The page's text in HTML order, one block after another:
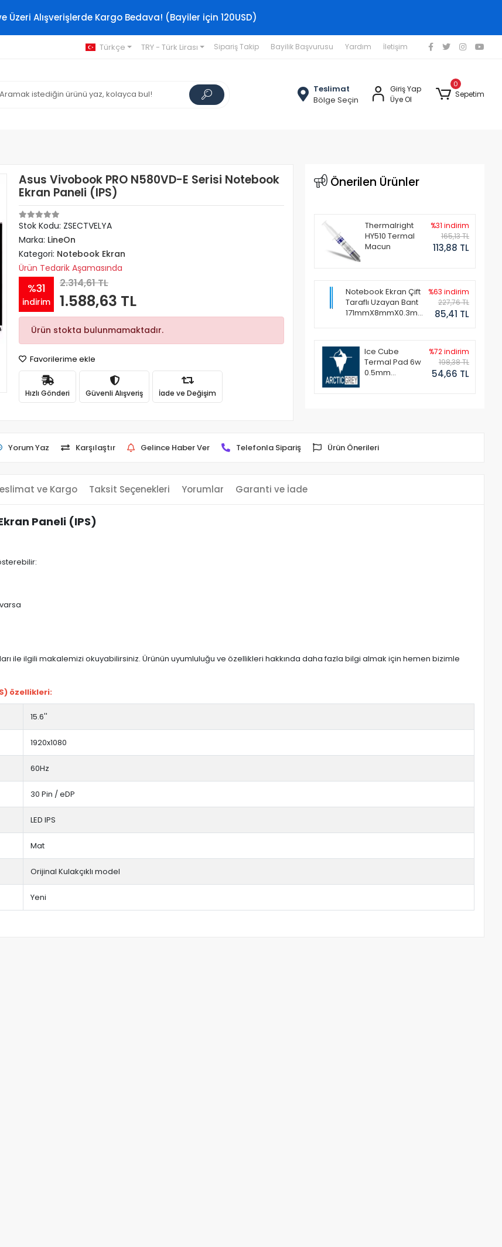
Üzeri Alışverişlerde Kargo Bedava! (Bayiler için 120USD)
Türkçe TRY - Türk Lirası Sipariş Takip Bayilik Başvurusu Yardım İletişim
Teslimat
Bölge Seçin
Giriş Yap
Üye Ol
0
Sepetim
Asus Vivobook PRO N580VD-E Serisi Notebook
Ekran Paneli (IPS)
Stok Kodu: ZSECTVELYA
Marka: LineOn
Kategori: Notebook Ekran
Ürün Tedarik Aşamasında
%31
indirim
2.314,61 TL
1.588,63 TL
Ürün stokta bulunmamaktadır.
Favorilerime ekle
Hızlı Gönderi Güvenli Alışveriş İade ve Değişim
Önerilen Ürünler
Thermalright
HY510 Termal
Macun
%31 indirim
165,13 TL
113,88 TL
Notebook Ekran Çift
Taraflı Uzayan Bant
171mmX8mmX0.3mm
%63 indirim
227,76 TL
85,41 TL
Ice Cube
Termal Pad 6w
0.5mm
%72 indirim
198,38 TL
54,66 TL
Yorum Yaz Karşılaştır Gelince Haber Ver Telefonla Sipariş Ürün Önerileri
ve Kargo Taksit Seçenekleri Yorumlar Garanti ve İade
Paneli (IPS)
ile ilgili makalemizi okuyabilirsiniz. Ürünün uyumluluğu ve özellikleri hakkında daha fazla bilgi almak için hemen bizimle
özellikleri:
15.6''
1920x1080
60Hz
30 Pin / eDP
LED IPS
Mat
Orijinal Kulakçıklı model
Yeni